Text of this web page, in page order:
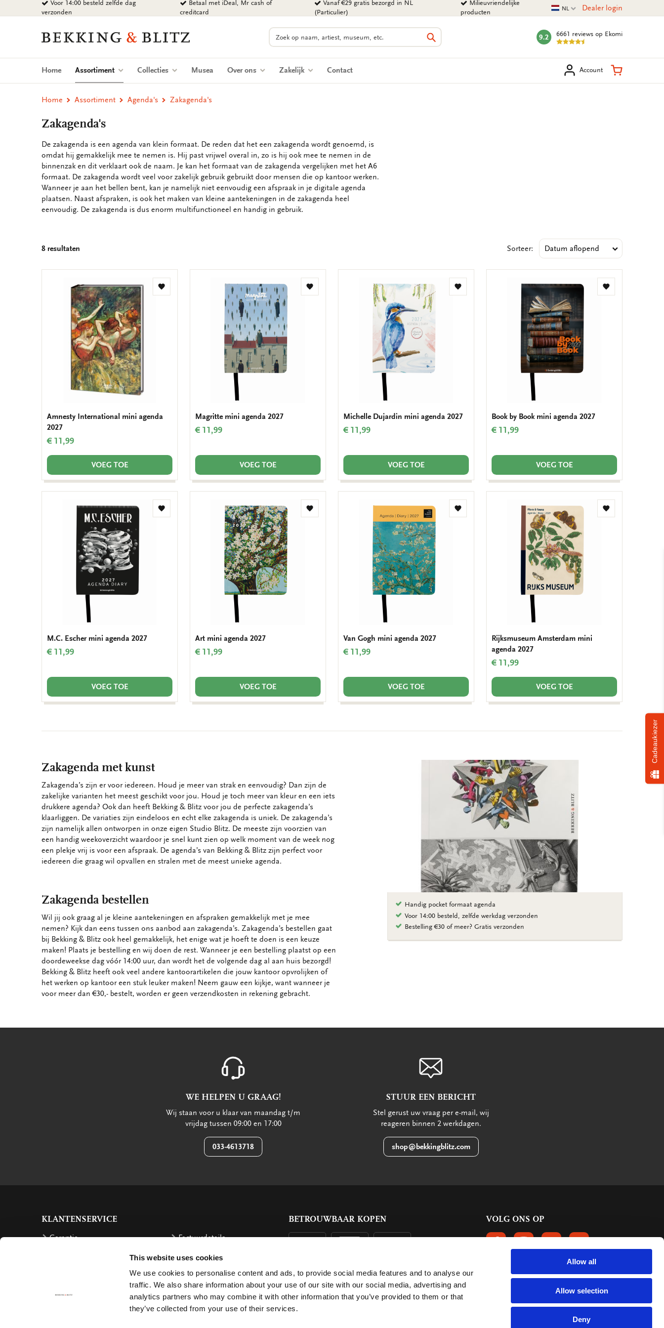
This website uses cookies
We use cookies to personalise content and ads, to provide social media features and to analyse our
traffic. We also share information about your use of our site with our social media, advertising and
analytics partners who may combine it with other information that you’ve provided to them or that
they’ve collected from your use of their services.
Allow all
Allow selection
Deny
naar
Voor 14:00 besteld zelfde dag
verzonden
Betaal met iDeal, Mr cash of
creditcard
Vanaf €29 gratis bezorgd in NL
(Particulier)
Milieuvriendelijke
producten
Huidige taal
NL Dealer login
Bekking
Blitz
Uitgevers
Zoeken
Zoeken
mark:
9.2 6661 reviews op Ekomi
Home Assortiment (current)Collecties Musea Over ons Zakelijk Contact Account Winkelmand
Home Assortiment Agenda's Zakagenda's
Zakagenda's
De zakagenda is een agenda van klein formaat. De reden dat het een zakagenda wordt genoemd, is
omdat hij gemakkelijk mee te nemen is. Hij past vrijwel overal in, zo is hij ook mee te nemen in de
binnenzak en dit verklaart ook de naam. Je kan het formaat van de zakagenda vergelijken met het A6
formaat. De zakagenda wordt veel voor zakelijk gebruik gebruikt door mensen die op kantoor werken.
Wanneer je aan het bellen bent, kan je namelijk niet eenvoudig een afspraak in je digitale agenda
plaatsen. Naast afspraken, is ook het maken van kleine aantekeningen in de zakagenda heel
eenvoudig. De zakagenda is dus enorm multifunctioneel en handig in gebruik.
8 resultaten Sorteer:
Toevoegen
Amnesty International mini agenda
2027
€ 11,99
VOEG TOE
Toevoegen
Magritte mini agenda 2027
€ 11,99
VOEG TOE
Toevoegen
Michelle Dujardin mini agenda 2027
€ 11,99
VOEG TOE
Toevoegen
Book by Book mini agenda 2027
€ 11,99
VOEG TOE
Toevoegen
M.C. Escher mini agenda 2027
€ 11,99
VOEG TOE
Toevoegen
Art mini agenda 2027
€ 11,99
VOEG TOE
Toevoegen
Van Gogh mini agenda 2027
€ 11,99
VOEG TOE
Toevoegen
Rijksmuseum Amsterdam mini
agenda 2027
€ 11,99
VOEG TOE
Zakagenda met kunst
Zakagenda’s zijn er voor iedereen. Houd je meer van strak en eenvoudig? Dan zijn de
zakelijke varianten het meest geschikt voor jou. Houd je toch meer van kleur en een iets
drukkere agenda? Ook dan heeft Bekking & Blitz voor jou de perfecte zakagenda’s
klaarliggen. De variaties zijn eindeloos en echt elke zakagenda is uniek. De zakagenda’s
zijn namelijk allen ontworpen in onze eigen Studio Blitz. De meeste zijn voorzien van
een handig weekoverzicht waardoor je snel kunt zien op welk moment van de week nog
een plekje vrij is voor een afspraak. De agenda’s van Bekking & Blitz zijn perfect voor
iedereen die graag wil opvallen en stralen met de meest unieke agenda.
Zakagenda bestellen
Wil jij ook graag al je kleine aantekeningen en afspraken gemakkelijk met je mee
nemen? Kijk dan eens tussen ons aanbod aan zakagenda’s. Zakagenda’s bestellen gaat
bij Bekking & Blitz ook heel gemakkelijk, het enige wat je hoeft te doen is een keuze
maken! Plaats je bestelling en wij doen de rest. Wanneer je een bestelling plaatst op een
doordeweekse dag vóór 14:00 uur, dan wordt het de volgende dag al aan huis bezorgd!
Bekking & Blitz heeft ook veel andere kantoorartikelen die jouw kantoor opvrolijken of
het werken op kantoor een stuk leuker maken! Neem gauw een kijkje, want wanneer je
voor meer dan €30,- bestelt, worden er geen verzendkosten in rekening gebracht.
Handig pocket formaat agenda
Voor 14:00 besteld, zelfde werkdag verzonden
Bestelling €30 of meer? Gratis verzonden
WE HELPEN U GRAAG!
Wij staan voor u klaar van maandag t/m
vrijdag tussen 09:00 en 17:00
033-4613718
STUUR EEN BERICHT
Stel gerust uw vraag per e-mail, wij
reageren binnen 2 werkdagen.
shop@bekkingblitz.com
KLANTENSERVICE
Garantie
Factuurdetails
Terugbetaling
Klachten
Annuleren
Contact
BETROUWBAAR KOPEN VOLG ONS OP
VOLGS ONS OP FACEBOOK
VOLG ONS OP INSTAGRAM
VOLG ONS OP LINKEDIN
VOLG ONS OP
KLANTBEOORDELINGEN
Cadeaukiezer